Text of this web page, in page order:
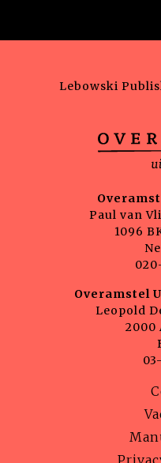
Lebowski
Paul van
1096
Overamstel
Leopold
2000